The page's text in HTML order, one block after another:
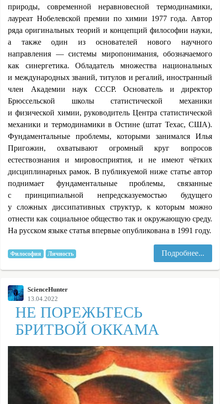
природы, современной неравновесной термодинамики,
лауреат Нобелевской премии по химии 1977 года. Автор
ряда оригинальных теорий и концепций философии науки,
а также один из основателей нового научного
направления — системы миропонимания, обозначаемого
как синергетика. Обладатель множества национальных
и международных званий, титулов и регалий, иностранный
член Академии наук СССР. Основатель и директор
Брюссельской школы статистической механики
и физической химии, руководитель Центра статистической
механики и термодинамики в Остине (штат Техас, США).
Фундаментальные проблемы, которыми занимался Илья
Пригожин, охватывают огромный круг вопросов
естествознания и мировосприятия, и не имеют чётких
дисциплинарных рамок. В публикуемой ниже статье автор
поднимает фундаментальные проблемы, связанные
с принципиальной непредсказуемостью будущего
у сложных диссипативных структур, к которым можно
отнести как социальное общество так и окружающую среду.
На русском языке статья впервые опубликована в 1991 году.
Философия Личность Подробнее...
ScienceHunter
13.04.2022
НЕ ПОРЕЖЬТЕСЬ
БРИТВОЙ ОККАМА